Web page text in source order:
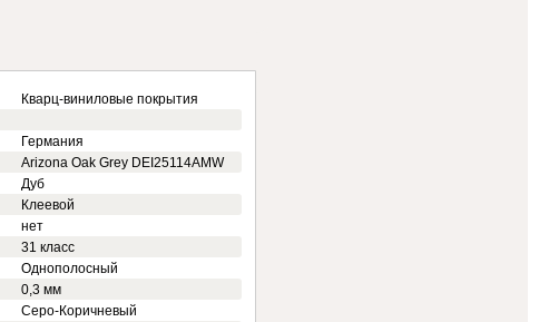
Кварц-виниловые покрытия
Германия
Arizona Oak Grey DEI25114AMW
Дуб
Клеевой
нет
31 класс
Однополосный
0,3 мм
Серо-Коричневый